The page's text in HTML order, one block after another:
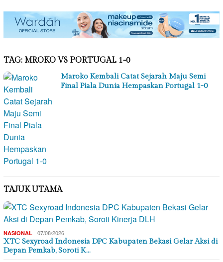
TAG: MROKO VS PORTUGAL 1-0
Maroko Kembali Catat Sejarah Maju Semi
Final Piala Dunia Hempaskan Portugal 1-0
TAJUK UTAMA
NASIONAL 07/08/2026
XTC Sexyroad Indonesia DPC Kabupaten Bekasi Gelar Aksi di
Depan Pemkab, Soroti K…